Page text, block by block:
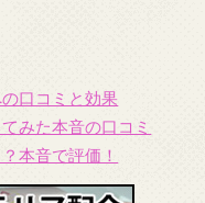
口コミと効果
みた本音の口コミ
本音で評価！